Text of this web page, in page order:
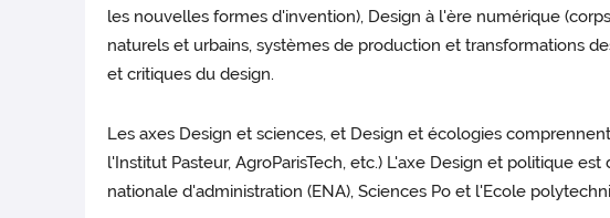
les nouvelles formes d'invention), Design à l'ère numérique
naturels et urbains, systèmes de production et transformations
et critiques du design.
Les axes Design et sciences, et Design et écologies
l'Institut Pasteur, AgroParisTech, etc.) L'axe Design et politique
nationale d'administration (ENA), Sciences Po et l'Ecole